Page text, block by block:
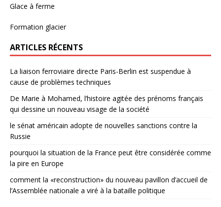
Glace à ferme
Formation glacier
ARTICLES RÉCENTS
La liaison ferroviaire directe Paris-Berlin est suspendue à
cause de problèmes techniques
De Marie à Mohamed, l’histoire agitée des prénoms français
qui dessine un nouveau visage de la société
le sénat américain adopte de nouvelles sanctions contre la
Russie
pourquoi la situation de la France peut être considérée comme
la pire en Europe
comment la «reconstruction» du nouveau pavillon d’accueil de
l’Assemblée nationale a viré à la bataille politique